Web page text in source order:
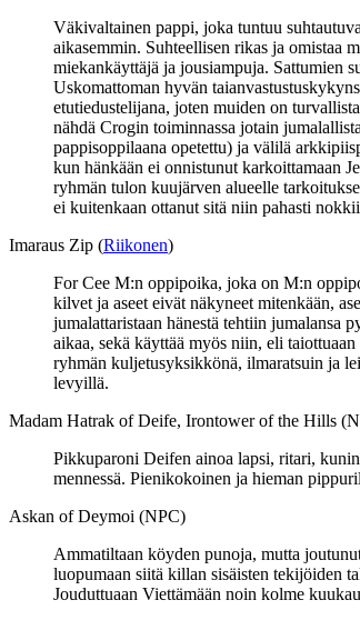
Väkivaltainen pappi, joka tuntuu
aikasemmin. Suhteellisen rikas ja omistaa
miekankäyttäjä ja jousiampuja. Sattumien
Uskomattoman hyvän
etutiedustelijana, joten muiden on
nähdä Crogin toiminnassa jotain
pappisoppilaana opetettu) ja välilä
kun hänkään ei onnistunut karkoittamaan
ryhmän tulon kuujärven alueelle
ei kuitenkaan ottanut sitä niin pahasti
Imaraus Zip (Riikonen)
For Cee M:n oppipoika, joka on M:n
kilvet ja aseet eivät näkyneet mitenkään,
jumalattaristaan hänestä tehtiin jumalansa
aikaa, sekä käyttää myös niin, eli
ryhmän kuljetusyksikkönä, ilmaratsuin ja
levyillä.
Madam Hatrak of Deife, Irontower of the Hills
Pikkuparoni Deifen ainoa lapsi, ritari,
mennessä. Pienikokoinen ja hieman
Askan of Deymoi (NPC)
Ammatiltaan köyden punoja, mutta
luopumaan siitä killan sisäisten tekijöiden
Jouduttuaan Viettämään noin kolme